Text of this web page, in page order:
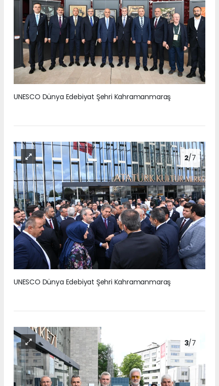
UNESCO Dünya Edebiyat Şehri Kahramanmaraş
2/7
UNESCO Dünya Edebiyat Şehri Kahramanmaraş
3/7